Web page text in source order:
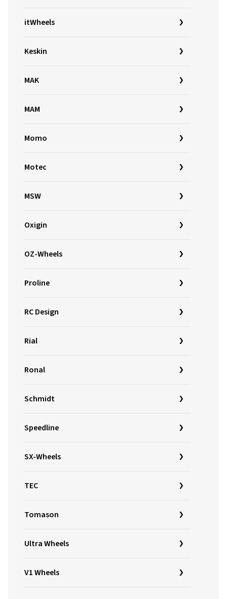
itWheels
Keskin
MAK
MAM
Momo
Motec
MSW
Oxigin
OZ-Wheels
Proline
RC Design
Rial
Ronal
Schmidt
Speedline
SX-Wheels
TEC
Tomason
Ultra Wheels
V1 Wheels